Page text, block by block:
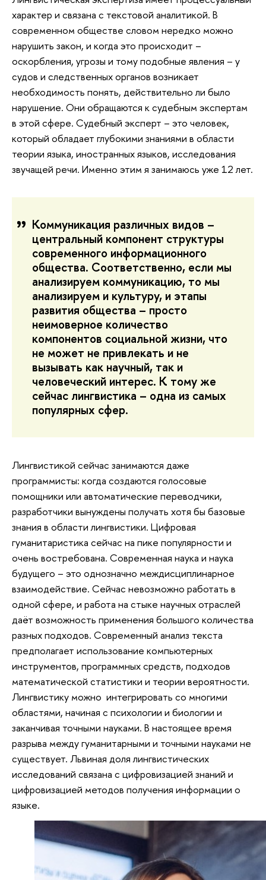
характер и связана с текстовой аналитикой. В
современном обществе словом нередко можно
нарушить закон, и когда это происходит –
оскорбления, угрозы и тому подобные явления – у
судов и следственных органов возникает
необходимость понять, действительно ли было
нарушение. Они обращаются к судебным экспертам
в этой сфере. Судебный эксперт – это человек,
который обладает глубокими знаниями в области
теории языка, иностранных языков, исследования
звучащей речи. Именно этим я занимаюсь уже 12 лет.
Коммуникация различных видов –
центральный компонент структуры
современного информационного
общества. Соответственно, если мы
анализируем коммуникацию, то мы
анализируем и культуру, и этапы
развития общества – просто
неимоверное количество
компонентов социальной жизни, что
не может не привлекать и не
вызывать как научный, так и
человеческий интерес. К тому же
сейчас лингвистика – одна из самых
популярных сфер.
Лингвистикой сейчас занимаются даже
программисты: когда создаются голосовые
помощники или автоматические переводчики,
разработчики вынуждены получать хотя бы базовые
знания в области лингвистики. Цифровая
гуманитаристика сейчас на пике популярности и
очень востребована. Современная наука и наука
будущего – это однозначно междисциплинарное
взаимодействие. Сейчас невозможно работать в
одной сфере, и работа на стыке научных отраслей
даёт возможность применения большого количества
разных подходов. Современный анализ текста
предполагает использование компьютерных
инструментов, программных средств, подходов
математической статистики и теории вероятности.
Лингвистику можно интегрировать со многими
областями, начиная с психологии и биологии и
заканчивая точными науками. В настоящее время
разрыва между гуманитарными и точными науками не
существует. Львиная доля лингвистических
исследований связана с цифровизацией знаний и
цифровизацией методов получения информации о
языке.